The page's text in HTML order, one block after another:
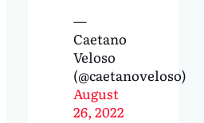
—
Caetano
Veloso
(@caetanoveloso)
August
26, 2022